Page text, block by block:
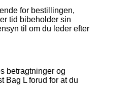
for bestillingen,
tid bibeholder sin
til om du leder efter
betragtninger og
Bag L forud for at du